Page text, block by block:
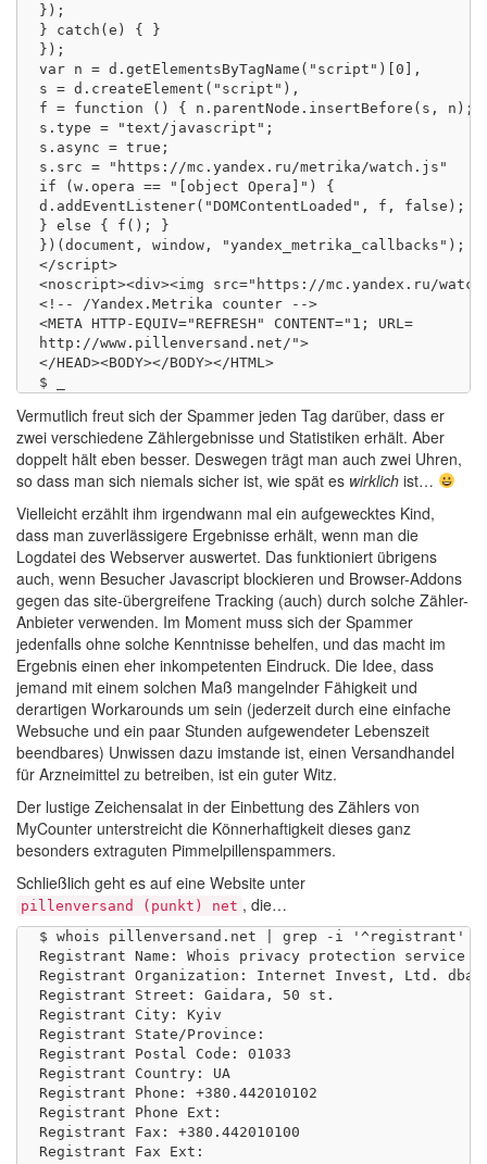
});
} catch(e) { }
});
var n = d.getElementsByTagName("script")[0],
s = d.createElement("script"),
f = function () { n.parentNode.insertBefore(s, n);
s.type = "text/javascript";
s.async = true;
s.src = "https://mc.yandex.ru/metrika/watch.js"
if (w.opera == "[object Opera]") {
d.addEventListener("DOMContentLoaded", f, false);
} else { f(); }
})(document, window, "yandex_metrika_callbacks");
</script>
<noscript><div><img src="https://mc.yandex.ru/
<!-- /Yandex.Metrika counter -->
<META HTTP-EQUIV="REFRESH" CONTENT="1; URL=
http://www.pillenversand.net/">
</HEAD><BODY></BODY></HTML>
Vermutlich freut sich der Spammer jeden Tag darüber, dass er
zwei verschiedene Zählergebnisse und Statistiken erhält. Aber
doppelt hält eben besser. Deswegen trägt man auch zwei Uhren,
so dass man sich niemals sicher ist, wie spät es wirklich ist…
Vielleicht erzählt ihm irgendwann mal ein aufgewecktes Kind,
dass man zuverlässigere Ergebnisse erhält, wenn man die
Logdatei des Webserver auswertet. Das funktioniert übrigens
auch, wenn Besucher Javascript blockieren und Browser-Addons
gegen das site-übergreifene Tracking (auch) durch solche Zähler-
Anbieter verwenden. Im Moment muss sich der Spammer
jedenfalls ohne solche Kenntnisse behelfen, und das macht im
Ergebnis einen eher inkompetenten Eindruck. Die Idee, dass
jemand mit einem solchen Maß mangelnder Fähigkeit und
derartigen Workarounds um sein (jederzeit durch eine einfache
Websuche und ein paar Stunden aufgewendeter Lebenszeit
beendbares) Unwissen dazu imstande ist, einen Versandhandel
für Arzneimittel zu betreiben, ist ein guter Witz.
Der lustige Zeichensalat in der Einbettung des Zählers von
MyCounter unterstreicht die Könnerhaftigkeit dieses ganz
besonders extraguten Pimmelpillenspammers.
Schließlich geht es auf eine Website unter
pillenversand (punkt) net , die…
$ whois pillenversand.net | grep -i '^registrant'
Registrant Name: Whois privacy protection service
Registrant Organization: Internet Invest, Ltd. dba
Registrant Street: Gaidara, 50 st.
Registrant City: Kyiv
Registrant State/Province:
Registrant Postal Code: 01033
Registrant Country: UA
Registrant Phone: +380.442010102
Registrant Phone Ext:
Registrant Fax: +380.442010100
Registrant Fax Ext: